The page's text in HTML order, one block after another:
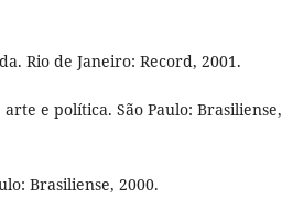
Rio de Janeiro: Record, 2001.
e política. São Paulo: Brasiliense,
Brasiliense, 2000.